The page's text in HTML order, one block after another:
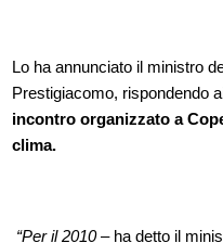
Lo ha annunciato il ministro
Prestigiacomo, rispondendo
incontro organizzato a
clima.
“Per il 2010– ha detto il